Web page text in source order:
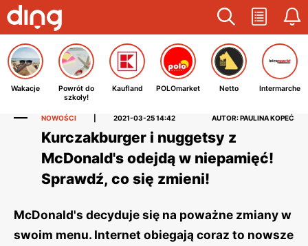
Wakacje
Powrót do
szkoły!
Kaufland POLOmarket Netto Intermarche
NOWOŚCI 2021-03-25 14:42 AUTOR: PAULINA KOPEĆ
Kurczakburger i nuggetsy z
McDonald's odejdą w niepamięć!
Sprawdź, co się zmieni!
McDonald's decyduje się na poważne zmiany w
swoim menu. Internet obiegają coraz to nowsze